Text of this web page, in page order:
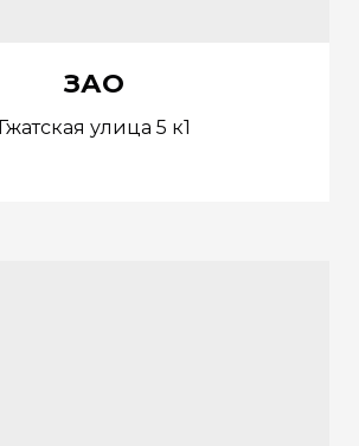
ЗАО
Гжатская улица 5 к1